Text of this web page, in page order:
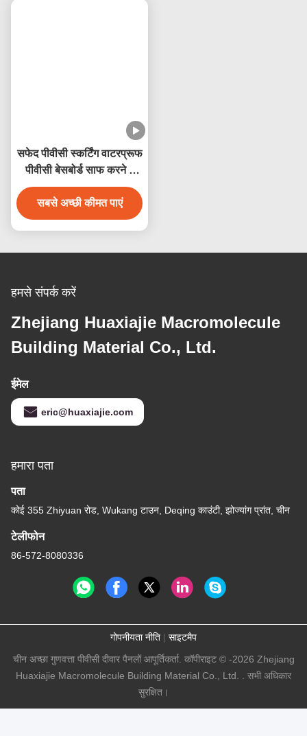
पुनर्नवीनीकरण योग्य 1-5/16'
चौड़ाई x1-3/8' ऊंचाई सफेद
पीवीसी खिड़की की छत नाक
हमसे संपर्क करें
Building Material Co., Ltd.
ईमेल